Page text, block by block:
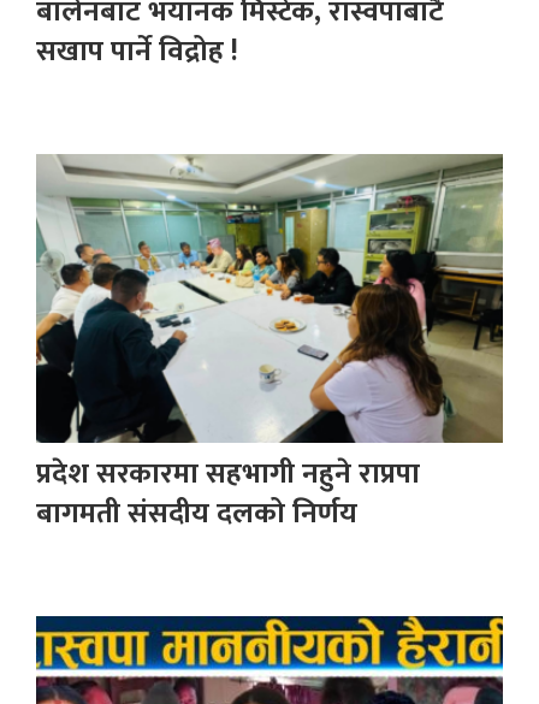
बालेनबाट भयानक मिस्टेक, रास्वपाबाटै
सखाप पार्ने विद्रोह !
प्रदेश सरकारमा सहभागी नहुने राप्रपा
बागमती संसदीय दलको निर्णय